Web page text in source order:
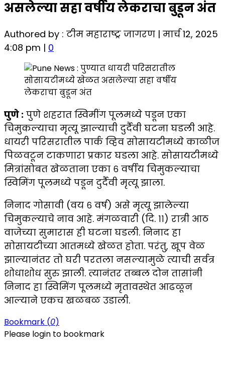
असलेल्या सहा वर्षीय लेकराचा बुडून अंत
Authored by : टीम महाराष्ट्र जागरण | मार्च 12, 2025
4:08 pm | 0
पुणे : पुणे शहरात स्विमींग पूलमध्ये पडून एका
चिमुकल्याचा मृत्यू झाल्याची दुर्दैवी घटना घडली आहे.
धायरी परिसरातील पार्क व्हिव सोसायटीमध्ये काळीज
पिळवटून टाकणारा प्रकार घडला आहे. सोसायटीमध्ये
मित्रांसोबत खेळताना एका ६ वर्षीय चिमुकल्याचा
स्विमिंग पूलमध्ये पडून दुर्दैवी मृत्यू झाला.
निनाद गोसावी (वय ६ वर्ष) असे मृत्यू झालेल्या
चिमुकल्याचे नाव आहे. मंगळवारी (दि. ११) रात्री आठ
वाजेच्या सुमारास ही घटना घडली. निनाद हा
सोसायटीच्या आतमध्ये खेळत होता. परंतु, खूप वेळ
झाल्यानंतर तो घरी परतला नसल्यामुळे त्याची सर्वत्र
शोधाशोध सुरु झाली. त्यानंतर तब्बल दोन तासांनी
निनाद हा स्विमिंग पूलमध्ये मृतावस्थेत आढळून
आल्याने एकच खळबळ उडाली.
Bookmark (0)
Please login to bookmark